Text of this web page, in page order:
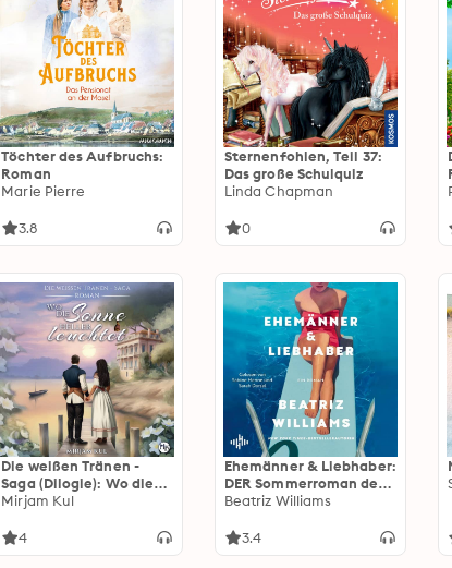
Töchter des Aufbruchs:
Roman
Marie Pierre
3.8
Sternenfohlen, Teil 37:
Das große Schulquiz
Linda Chapman
0
Die weißen Tränen -
Saga (Dilogie): Wo die
Sonne heller leuchtet
Mirjam Kul
4
Ehemänner & Liebhaber:
DER Sommerroman der
New-York-Times-
emotional, spannend
Beatriz Williams
3.4